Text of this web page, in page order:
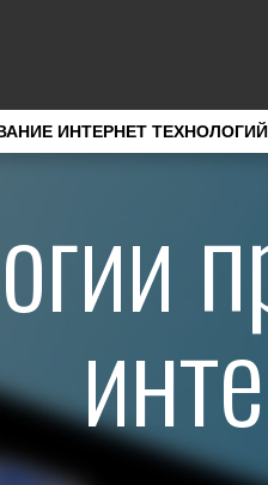
ИНТЕРНЕТ ТЕХНОЛОГИЙ